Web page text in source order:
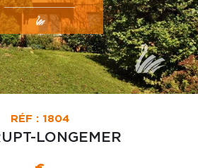
RÉF : 1804
LONGEMER